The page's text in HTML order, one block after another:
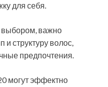
для себя.
выбором, важно
и структуру волос,
предпочтения.
могут эффектно